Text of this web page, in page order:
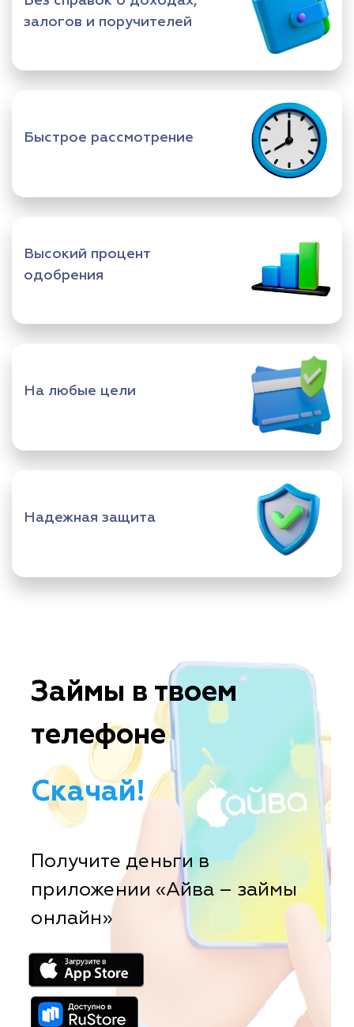
залогов и поручителей
Быстрое рассмотрение
Высокий процент
одобрения
На любые цели
Надежная защита
Займы в твоем
телефоне
Скачай!
Получите деньги в
приложении «Айва – займы
онлайн»